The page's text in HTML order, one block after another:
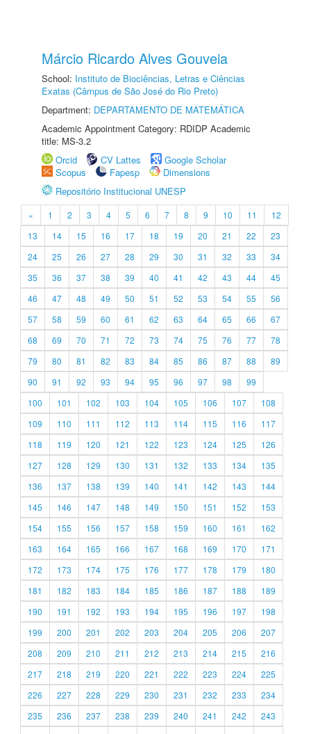
Márcio Ricardo Alves Gouveia
School: Instituto de Biociências, Letras e Ciências
Exatas (Câmpus de São José do Rio Preto)
Department: DEPARTAMENTO DE MATEMÁTICA
Academic Appointment Category: RDIDP Academic
title: MS-3.2
Orcid
CV Lattes
Google Scholar
Scopus
Fapesp
Dimensions
Repositório Institucional UNESP
« 1 2 3 4 5 6 7 8 9 10 11
12
13
14 15 16 17 18 19 20 21 22
23
24
25 26 27 28 29 30 31 32 33
34
35
36 37 38 39 40 41 42 43 44
45
46
47 48 49 50 51 52 53 54 55
56
57
58 59 60 61 62 63 64 65 66
67
68
69 70 71 72 73 74 75 76 77
78
79
80 81 82 83 84 85 86 87 88
89
90
91 92 93 94 95 96 97 98
99
100
101 102 103 104 105 106 107
108
109
110 111 112 113 114 115 116
117
118
119 120 121 122 123 124 125
126
127
128 129 130 131 132 133 134
135
136
137 138 139 140 141 142 143
144
145
146 147 148 149 150 151 152
153
154
155 156 157 158 159 160 161
162
163
164 165 166 167 168 169 170
171
172
173 174 175 176 177 178 179
180
181
182 183 184 185 186 187 188
189
190
191 192 193 194 195 196 197
198
199
200 201 202 203 204 205 206
207
208
209 210 211 212 213 214 215
216
217
218 219 220 221 222 223 224
225
226
227 228 229 230 231 232 233
234
235
236 237 238 239 240 241 242
243